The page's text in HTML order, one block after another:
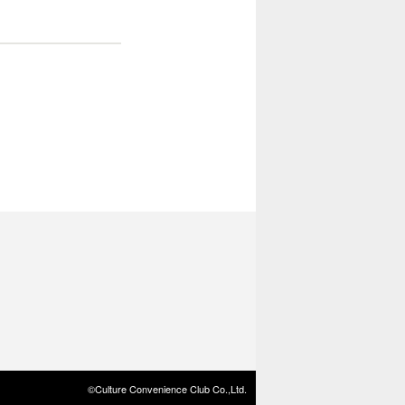
©Culture Convenience Club Co.,Ltd.